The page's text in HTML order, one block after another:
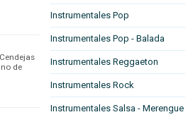
de
Instrumentales Pop
Instrumentales Pop - Balada
Instrumentales Reggaeton
Instrumentales Rock
Instrumentales Salsa - Merengue